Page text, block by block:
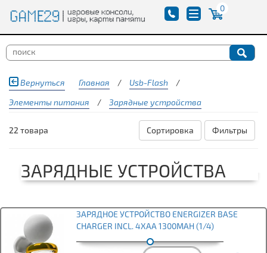
0
Вернуться Главная / Usb-Flash
/
Элементы питания
/ Зарядные устройства
22 товара Фильтры
Сортировка
ЗАРЯДНЫЕ УСТРОЙСТВА
ЗАРЯДНОЕ УСТРОЙСТВО ENERGIZER BASE
CHARGER INCL. 4XAA 1300MAH (1/4)